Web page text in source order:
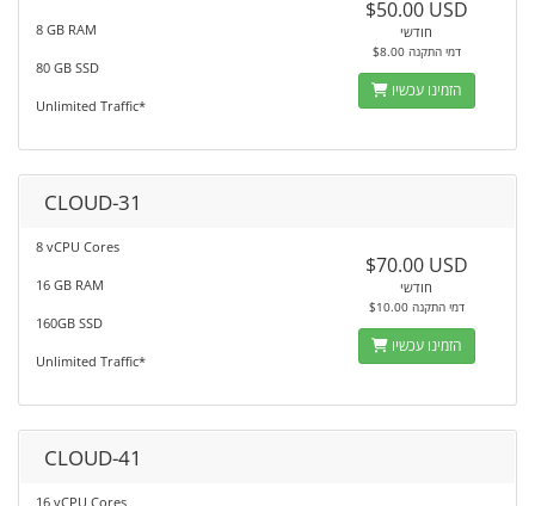
8 GB RAM
80 GB SSD
Unlimited Traffic*
$50.00 USD
חודשי
$8.00 דמי התקנה
הזמינו עכשיו
CLOUD-31
8 vCPU Cores
16 GB RAM
160GB SSD
Unlimited Traffic*
$70.00 USD
חודשי
$10.00 דמי התקנה
הזמינו עכשיו
CLOUD-41
16 vCPU Cores